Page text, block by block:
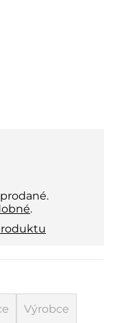
.
Výrobce